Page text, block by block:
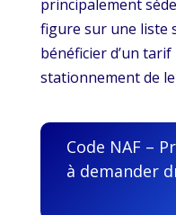
principalement
figure sur une liste
bénéficier d’un
stationnement de
Code NAF –
à demander